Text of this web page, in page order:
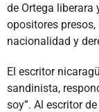
de Ortega liberara
opositores
nacionalidad y
El escritor
sandinista,
soy”. Al escritor